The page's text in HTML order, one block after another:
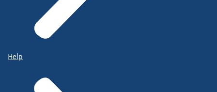
Help